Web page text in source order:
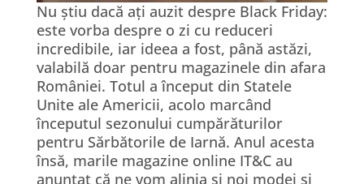
Nu știu dacă ați auzit despre Black Friday:
este vorba despre o zi cu reduceri
incredibile, iar ideea a fost, până astăzi,
valabilă doar pentru magazinele din afara
României. Totul a început din Statele
Unite ale Americii, acolo marcând
începutul sezonului cumpărăturilor
pentru Sărbătorile de Iarnă. Anul acesta
însă, marile magazine online IT&C au
anunțat că ne vom alinia și noi modei și